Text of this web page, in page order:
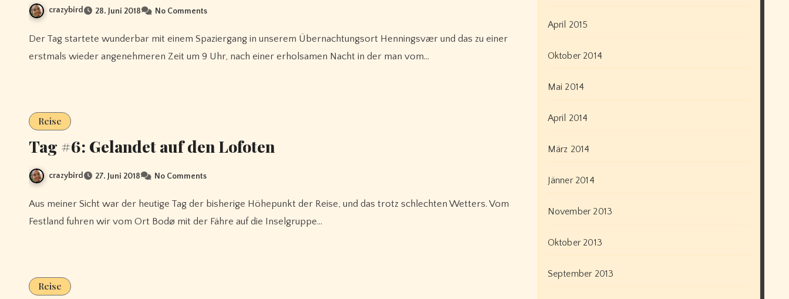
crazybird 28. Juni 2018 No Comments
Der Tag startete wunderbar mit einem Spaziergang in unserem Übernachtungsort Henningsvær und das zu einer
erstmals wieder angenehmeren Zeit um 9 Uhr, nach einer erholsamen Nacht in der man vom…
Reise
Tag #6: Gelandet auf den Lofoten
crazybird 27. Juni 2018 No Comments
Aus meiner Sicht war der heutige Tag der bisherige Höhepunkt der Reise, und das trotz schlechten Wetters. Vom
Festland fuhren wir vom Ort Bodø mit der Fähre auf die Inselgruppe…
Reise
April 2015
Oktober 2014
Mai 2014
April 2014
März 2014
Jänner 2014
November 2013
Oktober 2013
September 2013